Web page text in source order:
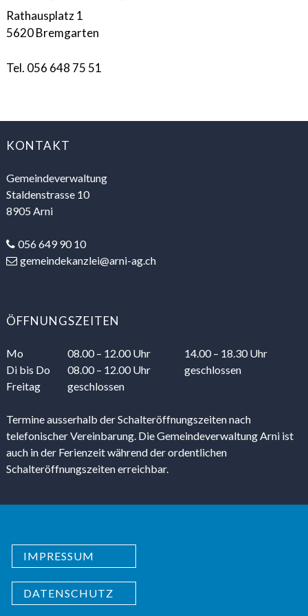
Rathausplatz 1
5620 Bremgarten
Tel. 056 648 75 51
KONTAKT
Gemeindeverwaltung
Staldenstrasse 10
8905 Arni
056 649 90 10
gemeindekanzlei@arni-ag.ch
ÖFFNUNGSZEITEN
Mo 08.00 – 12.00 Uhr
14.00 – 18.30 Uhr
Dibis Do 08.00 – 12.00 Uhr
geschlossen
Freitag
geschlossen
Termine ausserhalb der Schalteröffnungszeiten nach
telefonischer Vereinbarung. Die Gemeindeverwaltung Arni ist
auch in der Ferienzeit während der ordentlichen
Schalteröffnungszeiten erreichbar.
IMPRESSUM
DATENSCHUTZ